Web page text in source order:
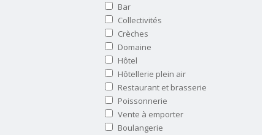
Bar
Collectivités
Crèches
Domaine
Hôtel
Hôtellerie plein air
Restaurant et brasserie
Poissonnerie
Vente à emporter
Boulangerie